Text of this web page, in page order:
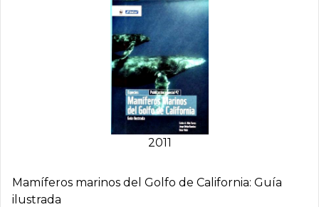
2011
Mamí­feros marinos del Golfo de California: Guí­a
ilustrada